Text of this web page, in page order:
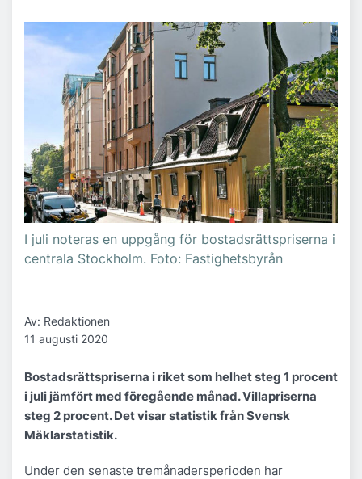
I juli noteras en uppgång för bostadsrättspriserna i
centrala Stockholm. Foto: Fastighetsbyrån
Av: Redaktionen
11 augusti 2020
Bostadsrättspriserna i riket som helhet steg 1 procent
i juli jämfört med föregående månad. Villapriserna
steg 2 procent.Det visar statistik från Svensk
Mäklarstatistik.
Under den senaste tremånadersperioden har